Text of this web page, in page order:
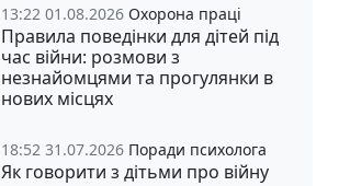
13:22 01.08.2026 Охорона праці
Правила поведінки для дітей під
час війни: розмови з
незнайомцями та прогулянки в
нових місцях
18:52 31.07.2026 Поради психолога
Як говорити з дітьми про війну